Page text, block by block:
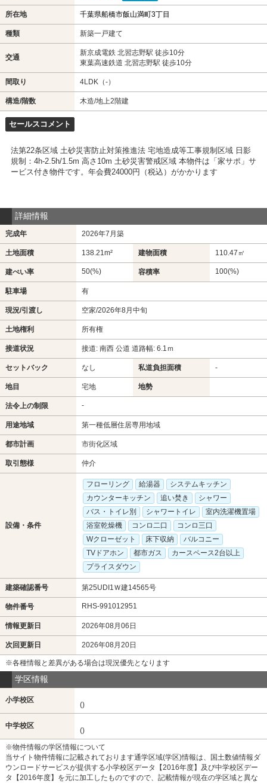
所在地 千葉県船橋市飯山満町3丁目
種類 新築一戸建て
交通
新京成電鉄 北習志野駅 徒歩10分
東葉高速鉄道 北習志野駅 徒歩10分
間取り 4LDK（-）
構造/階数 木造/地上2階建
セールスコメント
法第22条区域 土砂災害防止対策推進法 宅地造成等工事規制区域 日影
規制：4h-2.5h/1.5m 高さ10m 土砂災害警戒区域 本物件は「家サポ」サ
ービス付き物件です。年会費24000円（税込）がかかります
詳細情報
完成年 2026年7月築
土地面積 138.21m² 建物面積 110.47㎡
建ぺい率 50(%) 容積率 100(%)
駐車場 有
現況/引渡し 空家/2026年8月中旬
土地権利 所有権
接道状況 接道: 南西 公道 道路幅: 6.1ｍ
セットバック なし 私道負担面積 -
地目 宅地 地勢
法令上の制限 -
用途地域 第一種低層住居専用地域
都市計画 市街化区域
取引態様 仲介
設備・条件
フローリング 給湯器
システムキッチン
カウンターキッチン
追い焚き
シャワー
バス・トイレ別
シャワートイレ
室内洗濯機置場
浴室乾燥機
コンロ二口
コンロ三口
Wクローゼット
床下収納
バルコニー
TVドアホン
都市ガス
カースペース2台以上
プライスダウン
建築確認番号 第25UDI1Ｗ建14565号
物件番号 RHS-991012951
情報更新日 2026年08月06日
次回更新日 2026年08月20日
※各種情報と差異がある場合は現況優先となります
学区情報
小学校区
()
中学校区
()
※物件情報の学区情報について
当サイト物件情報に記載されております通学区域(学区)情報は、国土数値情報ダ
ウンロードサービスが提供する小学校区データ【2016年度】及び中学校区デー
タ【2016年度】を元に加工したものですので、記載情報が現在の学区域と異な